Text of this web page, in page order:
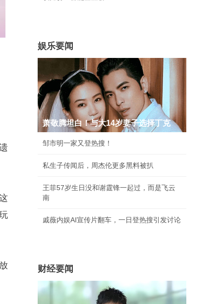
娱乐要闻
萧敬腾坦白！与大14岁妻子选择丁克
邹市明一家又登热搜！
私生子传闻后，周杰伦更多黑料被扒
王菲57岁生日没和谢霆锋一起过，而是飞云
南
戚薇内娱AI宣传片翻车，一日登热搜引发讨论
财经要闻